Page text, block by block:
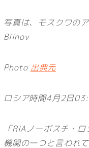
写真は、モスクワの
Blinov
Photo 出典元
ロシア時間4月2日
「RIAノーボスチ・
機関の一つと言われて